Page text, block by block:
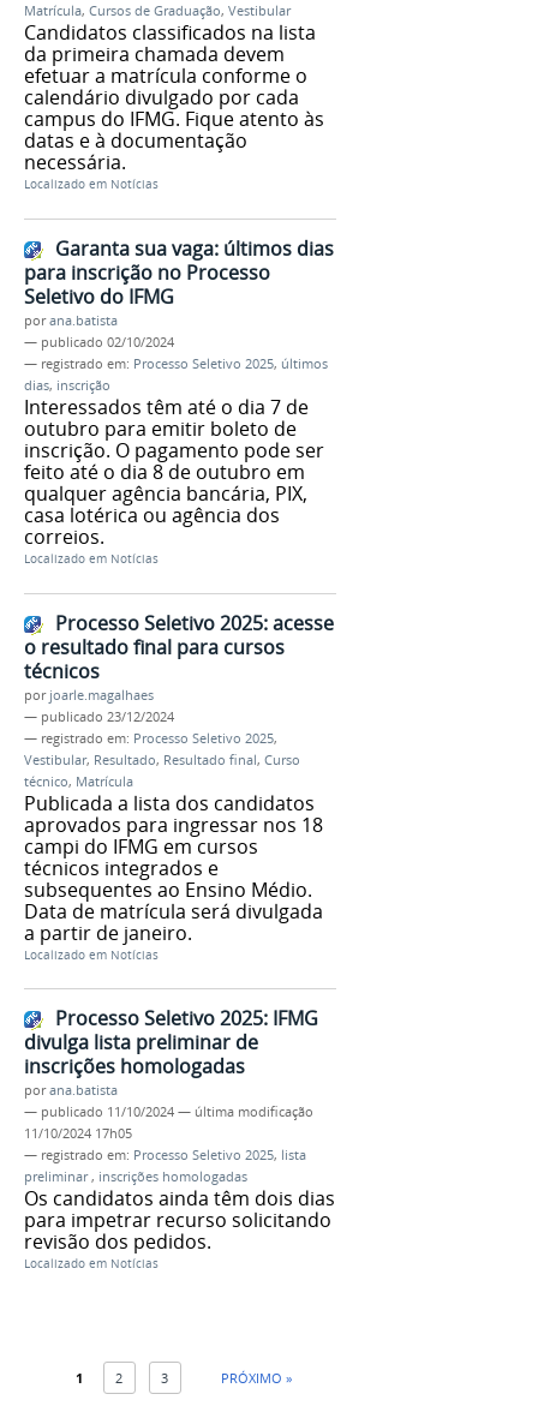
Matrícula, Cursos de Graduação, Vestibular
Candidatos classificados na lista
da primeira chamada devem
efetuar a matrícula conforme o
calendário divulgado por cada
campus do IFMG. Fique atento às
datas e à documentação
necessária.
Localizado em Notícias
Garanta sua vaga: últimos dias
para inscrição no Processo
Seletivo do IFMG
porana.batista
— publicado 02/10/2024
— registrado em: Processo Seletivo 2025, últimos
dias, inscrição
Interessados têm até o dia 7 de
outubro para emitir boleto de
inscrição. O pagamento pode ser
feito até o dia 8 de outubro em
qualquer agência bancária, PIX,
casa lotérica ou agência dos
correios.
Localizado em Notícias
Processo Seletivo 2025: acesse
o resultado final para cursos
técnicos
por joarle.magalhaes
— publicado 23/12/2024
— registrado em: Processo Seletivo 2025,
Vestibular, Resultado, Resultado final, Curso
técnico, Matrícula
Publicada a lista dos candidatos
aprovados para ingressar nos 18
campi do IFMG em cursos
técnicos integrados e
subsequentes ao Ensino Médio.
Data de matrícula será divulgada
a partir de janeiro.
Localizado em Notícias
Processo Seletivo 2025: IFMG
divulga lista preliminar de
inscrições homologadas
porana.batista
— publicado 11/10/2024 — última modificação
11/10/2024 17h05
— registrado em: Processo Seletivo 2025, lista
preliminar, inscrições homologadas
Os candidatos ainda têm dois dias
para impetrar recurso solicitando
revisão dos pedidos.
Localizado em Notícias
1 2 3 PRÓXIMO »